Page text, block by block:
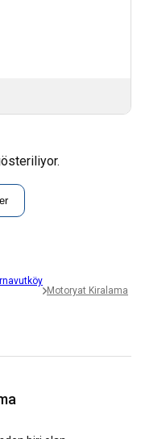
Motoryat Kiralama